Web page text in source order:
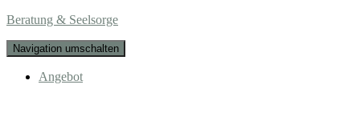
Beratung & Seelsorge
Navigation umschalten
Angebot